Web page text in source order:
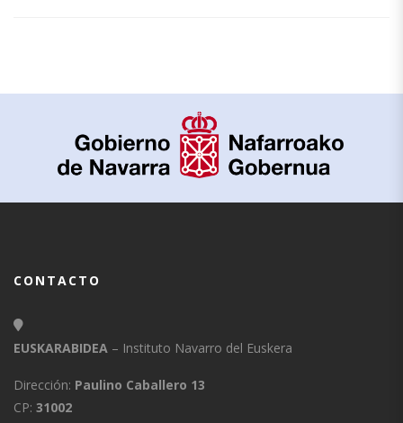
CONTACTO
EUSKARABIDEA – Instituto Navarro del Euskera
Dirección: Paulino Caballero 13
CP: 31002